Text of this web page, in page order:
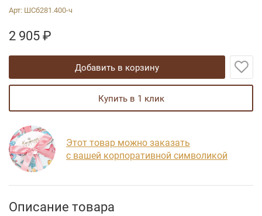
Арт: ШСб281.400-ч
2 905₽
добавить в корзину
купить в 1 клик
Этот товар можно заказать
с вашей корпоративной символикой
Описание товара